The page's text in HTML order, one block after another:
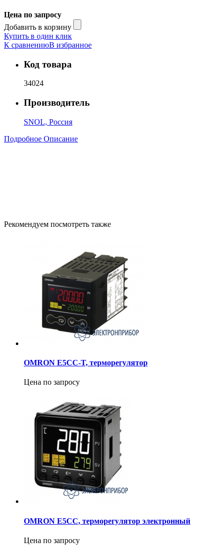
Цена по запросу
Добавить в корзину
Купить в один клик
К сравнениюВ избранное
Код товара
34024
Производитель
SNOL, Россия
Подробное Описание
Рекомендуем посмотреть также
OMRON E5CC-T, терморегулятор
Цена по запросу
OMRON E5CC, терморегулятор электронный
Цена по запросу